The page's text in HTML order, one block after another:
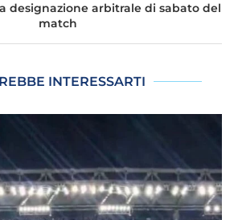
designazione arbitrale di sabato del
match
INTERESSARTI